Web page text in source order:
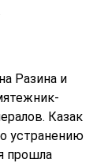
Разина и
Казак
устранению
прошла